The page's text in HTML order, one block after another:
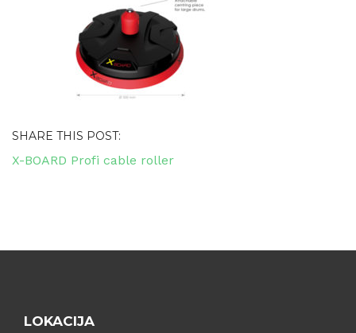
SHARE THIS POST:
Navigacija
X-BOARD Profi cable roller
LOKACIJA